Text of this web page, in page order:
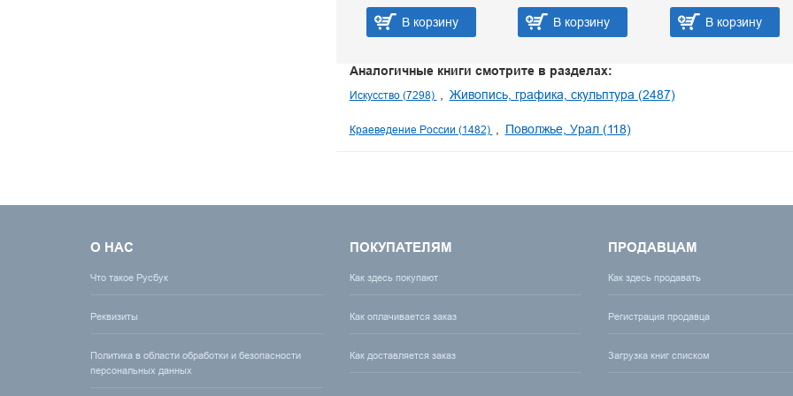
В корзину В корзину В корзину
Аналогичные книги смотрите в разделах:
Искусство (7298) Живопись, графика, скульптура (2487)
Краеведение России (1482) Поволжье, Урал (118)
О НАС
Что такое Русбук
Реквизиты
Политика в области обработки и безопасности
персональных данных
ПОКУПАТЕЛЯМ
Как здесь покупают
Как оплачивается заказ
Как доставляется заказ
ПРОДАВЦАМ
Как здесь продавать
Регистрация продавца
Загрузка книг списком